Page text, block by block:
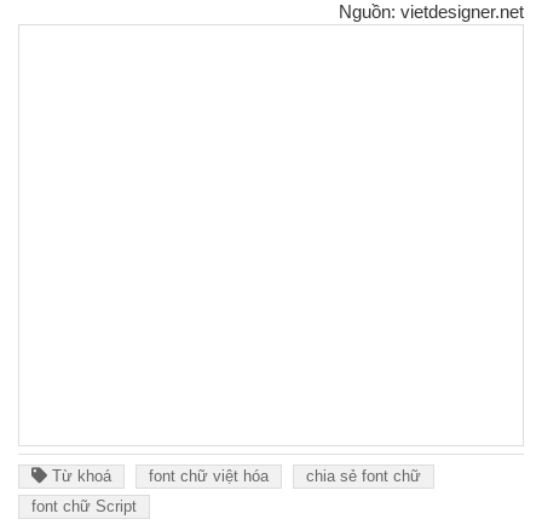
Nguồn: vietdesigner.net
Từ khoá font chữ việt hóa
chia sẻ font chữ
font chữ Script